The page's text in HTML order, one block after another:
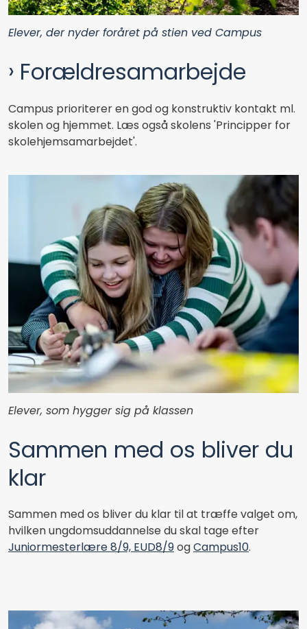
Elever, der nyder foråret på stien ved Campus
Forældresamarbejde
Campus prioriterer en god og konstruktiv kontakt ml.
skolen og hjemmet. Læs også skolens 'Principper for
skolehjemsamarbejdet'.
Elever, som hygger sig på klassen
Sammen med os bliver du
klar
Sammen med os bliver du klar til at træffe valget om,
hvilken ungdomsuddannelse du skal tage efter
Juniormesterlære 8/9, EUD8/9ogCampus10.